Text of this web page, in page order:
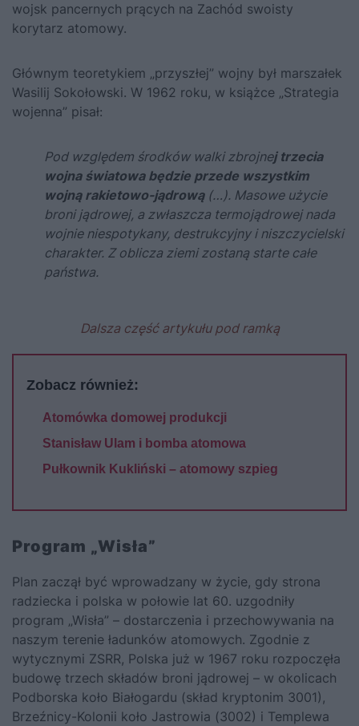
wojsk pancernych prących na Zachód swoisty
korytarz atomowy.
Głównym teoretykiem „przyszłej” wojny był marszałek
Wasilij Sokołowski. W 1962 roku, w książce „Strategia
wojenna” pisał:
Pod względem środków walki zbrojnej trzecia
wojna światowa będzie przede wszystkim
wojną rakietowo-jądrową(…). Masowe użycie
broni jądrowej, a zwłaszcza termojądrowej nada
wojnie niespotykany, destrukcyjny i niszczycielski
charakter. Z oblicza ziemi zostaną starte całe
państwa.
Dalsza część artykułu pod ramką
Zobacz również:
Atomówka domowej produkcji
Stanisław Ulam i bomba atomowa
Pułkownik Kukliński – atomowy szpieg
Program „Wisła”
Plan zaczął być wprowadzany w życie, gdy strona
radziecka i polska w połowie lat 60. uzgodniły
program „Wisła” – dostarczenia i przechowywania na
naszym terenie ładunków atomowych. Zgodnie z
wytycznymi ZSRR, Polska już w 1967 roku rozpoczęła
budowę trzech składów broni jądrowej – w okolicach
Podborska koło Białogardu (skład kryptonim 3001),
Brzeźnicy-Kolonii koło Jastrowia (3002) i Templewa